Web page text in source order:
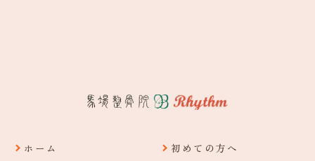
ホーム 初めての方へ